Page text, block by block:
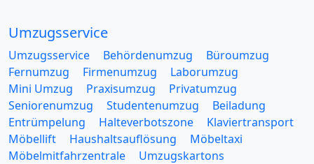
Umzugsservice
Umzugsservice Behördenumzug
Büroumzug
Fernumzug
Firmenumzug
Laborumzug
Mini Umzug
Praxisumzug
Privatumzug
Seniorenumzug
Studentenumzug
Beiladung
Entrümpelung
Halteverbotszone
Klaviertransport
Möbellift
Haushaltsauflösung
Möbeltaxi
Möbelmitfahrzentrale
Umzugskartons